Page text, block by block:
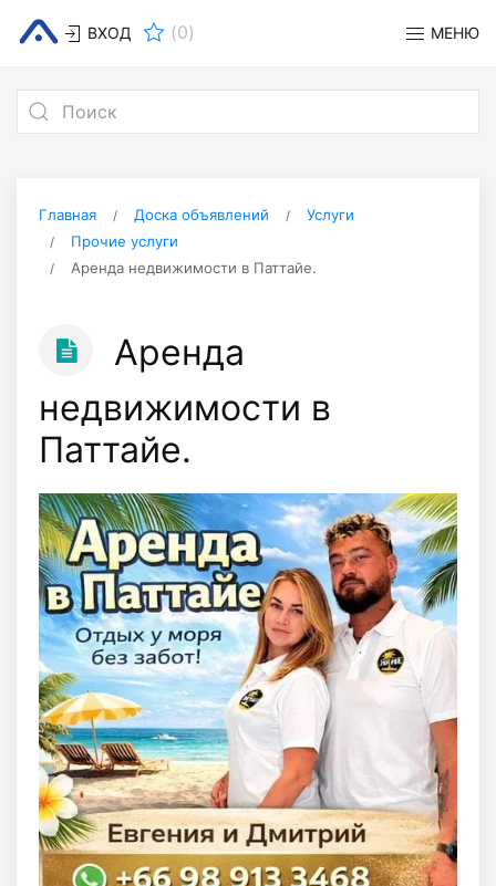
ВХОД (0) МЕНЮ
Главная Доска объявлений
Услуги
Прочие услуги
Аренда недвижимости в Паттайе.
Аренда
недвижимости в
Паттайе.